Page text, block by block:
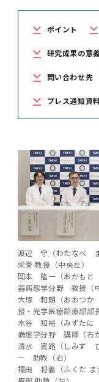
建物沿革
歴代校長及び学長
学生歌
ブランド
教育について
研究について
医療について
世界大学ランキ
キャンパスマッ
運営組織トップ
大学組織一覧
学長・役員
副学長
理事･監事
役員会
経営協議会
教育研究評議会
学長選考・監察
広報誌・刊行物
広報誌・刊行物
大学紹介動画
大学紹介動画ト
大学紹介動画
キャンパスライ
留学制度編
多職種連携教育
学長×医学部学
学長×歯学部学
東京医科歯科大学
大学概要（冊子
統合報告書
広報誌
広報誌トップ
広報誌「Bloom!
英語版広報誌「
学内向け広報誌
医歯大ひろば
大学案内 【受験
写真で綴る 東京
写真で綴る 東京
第1回『学びの
第2回『教育 講
クラウドファン
大学の計画と評価
大学の計画と評
大学評価の制度
大学評価の制度
概説
１．国立大学法
２．大学認証評
３．自己点検・
1-1．第４期中
年間】
1-1．第４期中
年間】トップ
第１期 中期目標
第２期 中期目標
第３期中期目標
1-2.年度計画・
第3期】
1-2.年度計画・
第3期】トップ
（第１期中期目
等について
（第２期中期目
等について
2．認証評価
3．自己点検・
4．指定国立大
ついて
関連リンク先
四大学連合
四大学連合トッ
四大学連合憲章
四大学連合憲章
四大学連合憲章
「大学院学生の
「大学院学生の
目
「複合領域コー
に関する協定書
複合領域コース
複合領域コース(
複合領域コース
各複合領域コース
編入学制度につ
複合領域コース
三大学連合（外
医療管理政策学
大学）
情報公開・個人
情報公開・個人
情報公開制度
個人情報保護制度
統合報告書
法定公開情報
統計データ
土地・建物及び
東京医科歯科大
男性職員の育児
ダイバーシティ
ダイバーシティ
東京医科歯科大
ジョン推進宣言
東京医科歯科大
ジョン推進宣言
ダイバーシティ
わくわく保育園
コンプライアン
コンプライアン
ハラスメントへ
公益通報について
アドミッション
入試制度
入試制度トップ
学部入試の変更
入試データ
これまでの学部
学部などについて
学部などについ
ILA国府台
医学部
歯学部
生体材料工学研
難治疾患研究所
国際交流サイト
研究情報サイト
学生生活などに
学生生活などに
授業料・入学料
奨学金について
入学料・授業料
アルバイトにつ
学生寮について
アパート等の紹介
イベント
イベントトップ
オープンキャンパ
医学部医学科サ
歯学部サマープロ
オンライン個別
地域特別枠推薦
資料請求
合格発表
試験問題及び解
大学院入学案内
募集要項
募集要項トップ
医歯学総合研究
保健衛生学研究
FAQ
医歯学総合研究
ョイント・ディ
WEB出願
アドミッション
過去の試験問題
TOEFL-ITP試
却について
大学院入学希望
学費・入学金・
学費・入学金・
奨学金について
入学料・授業料
大学院医歯学総
研究テーマ検索
お問い合わせ
聴講生・科目等
聴講生・科目等
トップ
医学部
生体材料工学研
難治疾患研究所
大学院研究生
大学院保健衛生
入学に関するお
令和8年度（
フロントラン
代フロントラ
Tokyo SPRING(
Call for
Post-SPRING
Academic
(*Spring
Call for
SPRING（MD
Academic
(*Autumn
令和７年度（２
世代フロントラ
系）「Science
（旧TMDU卓越
令和8年度（
ための共創型エ
系）生）の募集
エキスパート人
歯学系-BOOST
令和６年度（
AI研究のための
ログラム 対象
集について
CS（クリニシ
令和８年度（
Scientist (CS)
for Academic
授業・カリキュ
授業・カリキュ
四大学連合･複合
履修要項（大学
保健衛生学研究
入学料・授業料
入学料・授業料
授業料・入学料
授業料・入学料
入学料・授業料
(Admission &
Exemption/
奨学金について
入学料・授業料
(Admission &
Exemption/
入学料・授業料
(Admission &
Exemption/
【2026年4月入
請について（
「修学支援に対
た。
奨学金について
奨学金についてト
日本学生支援機構
財団法人・地方
2025年度国立大
日本学生支援機構
留学情報
学生生活サポー
アルバイトにつ
アパート等の紹介
学生保険制度に
国民年金につい
学生相談窓口
ピアサポーター
各種支援制度
就職・キャリア
就職・キャリア
企業・官公庁・
在学生向け
在学生向けトッ
学校推薦・求人
新型コロナウイ
卒業後の進路及
サークル・学園
サークル・学園
お茶の水祭
施設利用
施設利用トップ
保健管理センタ
学生・女性支援
ボランティア
情報システム
台風等の自然災
ポリシー
ポリシートップ
医学部（医学科
歯学部（歯学科
大学院医歯学総
大学院保健衛生
医学部（医学科
医学部（医学科
医学科
保健衛生学科 【
保健衛生学科
歯学部（歯学科
歯学部（歯学科
歯学科
口腔保健学科【
口腔保健学科【
大学院医歯学総
大学院医歯学総
修士課程 医歯
修士課程 医歯
学（MMA）コー
博士課程 医歯学
博士課程 生命理
大学院保健衛生
大学院保健衛生
博士課程看護先
博士課程共同災
歯学部（歯学科
教養部
教養部トップ
公開講座・公開
ILA国府台担当
大学院医歯学総
大学院医歯学総
修士課程 医歯理
修士課程 医歯
概要
分野構成
医歯学総合研究
ス）
修士課程 医歯
学（MMA）コー
修士課程 医歯理
スリーダー養成
博士課程 医歯学
博士課程 医歯学
概要
博士課程 国際連
ー・プログラム
博士課程 生命理
大学院保健衛生
大学院保健衛生
研究科長挨拶
概要
組織
教育研究分野組
教育研究分野組
看護先進科学専攻
履修要項（大学
５大学災害看護
寄附講座・寄附
ジョイントリ
部門一覧
生体材料工学研
難治疾患研究所
高等研究院
大学病院
大学病院トップ
スポーツサイエ
歯科（歯系診療
外部資金
外部資金トップ
研究費獲得支援
産学官連携
e-Rad 府省共通
イト)
科研費電子申請
研究助成金
AMED研究費の
用)
GAPファンド等
研究手続き
研究手続きトップ
倫理審査申請シ
利益相反申告シ
臨床研究審査委
実験計画書の
VPN必要)
倫理審査手続き
各種実験手続き
研究に必要な講
ES細胞/iPS細胞
研究活動
研究活動トップ
研究情報データ
機関リポジトリ
研究テーマ検索
research map
プレスリリース
青い鳥広場(学内
研究組織
研究組織トップ
若手研究者支援
重点研究領域
統合研究機構・
オープンイノベ
各種センター
高等研究院
取り組み・規制
取り組み・規制
研究不正の防止
研究不正等の公
剽窃チェックツ
安全保障輸出管
利益相反
事務部
事務部トップ
各種お問い合わ
受験生
ポイント
研究成果の意
問い合わせ先
プレス通知資
渡辺 守（わたなべ
栄誉 教授（中央左）
岡本 隆一（おかもと
器病態学分野 教授（
大塚 和朗（おおつか
授・光学医療診療部部
水谷 知裕（みずたに
病態学分野 講師（右
清水 寛路（しみず
ー 助教（右）
福田 将義（ふくだ ま